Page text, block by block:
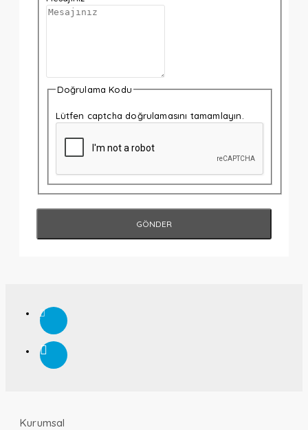
Doğrulama Kodu
Lütfen captcha doğrulamasını tamamlayın.
GÖNDER
Kurumsal